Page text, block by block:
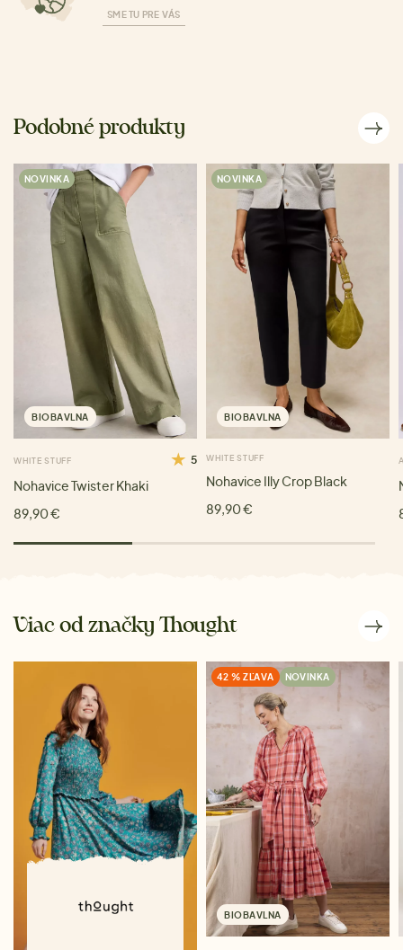
SME TU PRE VÁS
Podobné produkty
NOVINKA
BIOBAVLNA
WHITE STUFF 5
Nohavice Twister Khaki
89,90 €
NOVINKA
BIOBAVLNA
WHITE STUFF
Nohavice Illy Crop Black
89,90 €
Viac od značky Thought
42 % ZĽAVA NOVINKA
BIOBAVLNA